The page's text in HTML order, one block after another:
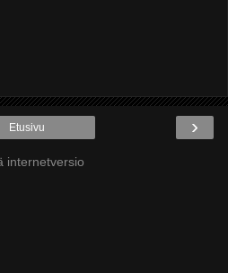
›
Etusivu
internetversio